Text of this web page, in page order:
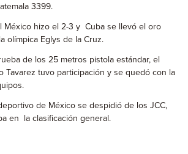
3399.
México hizo el 2-3 y Cuba se llevó el oro
olímpica Eglys de la Cruz.
de los 25 metros pistola estándar, el
Tavarez tuvo participación y se quedó con la
de México se despidió de los JCC,
en la clasificación general.